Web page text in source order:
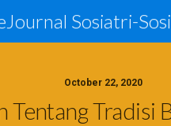
Sosiatri-
October 22, 2020
Tentang Tradisi